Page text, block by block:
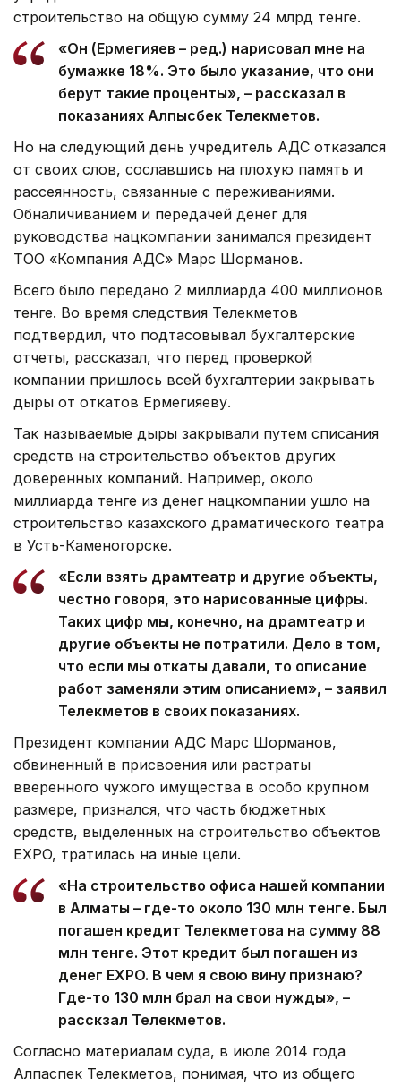
строительство на общую сумму 24 млрд тенге.
«Он (Ермегияев – ред.) нарисовал мне на
бумажке 18%. Это было указание, что они
берут такие проценты», – рассказал в
показаниях Алпысбек Телекметов.
Но на следующий день учредитель АДС отказался
от своих слов, сославшись на плохую память и
рассеянность, связанные с переживаниями.
Обналичиванием и передачей денег для
руководства нацкомпании занимался президент
ТОО «Компания АДС» Марс Шорманов.
Всего было передано 2 миллиарда 400 миллионов
тенге. Во время следствия Телекметов
подтвердил, что подтасовывал бухгалтерские
отчеты, рассказал, что перед проверкой
компании пришлось всей бухгалтерии закрывать
дыры от откатов Ермегияеву.
Так называемые дыры закрывали путем списания
средств на строительство объектов других
доверенных компаний. Например, около
миллиарда тенге из денег нацкомпании ушло на
строительство казахского драматического театра
в Усть-Каменогорске.
«Если взять драмтеатр и другие объекты,
честно говоря, это нарисованные цифры.
Таких цифр мы, конечно, на драмтеатр и
другие объекты не потратили. Дело в том,
что если мы откаты давали, то описание
работ заменяли этим описанием», – заявил
Телекметов в своих показаниях.
Президент компании АДС Марс Шорманов,
обвиненный в присвоения или растраты
вверенного чужого имущества в особо крупном
размере, признался, что часть бюджетных
средств, выделенных на строительство объектов
EXPO, тратилась на иные цели.
«На строительство офиса нашей компании
в Алматы – где-то около 130 млн тенге. Был
погашен кредит Телекметова на сумму 88
млн тенге. Этот кредит был погашен из
денег EXPO. В чем я свою вину признаю?
Где-то 130 млн брал на свои нужды», –
расскзал Телекметов.
Согласно материалам суда, в июле 2014 года
Алпаспек Телекметов, понимая, что из общего